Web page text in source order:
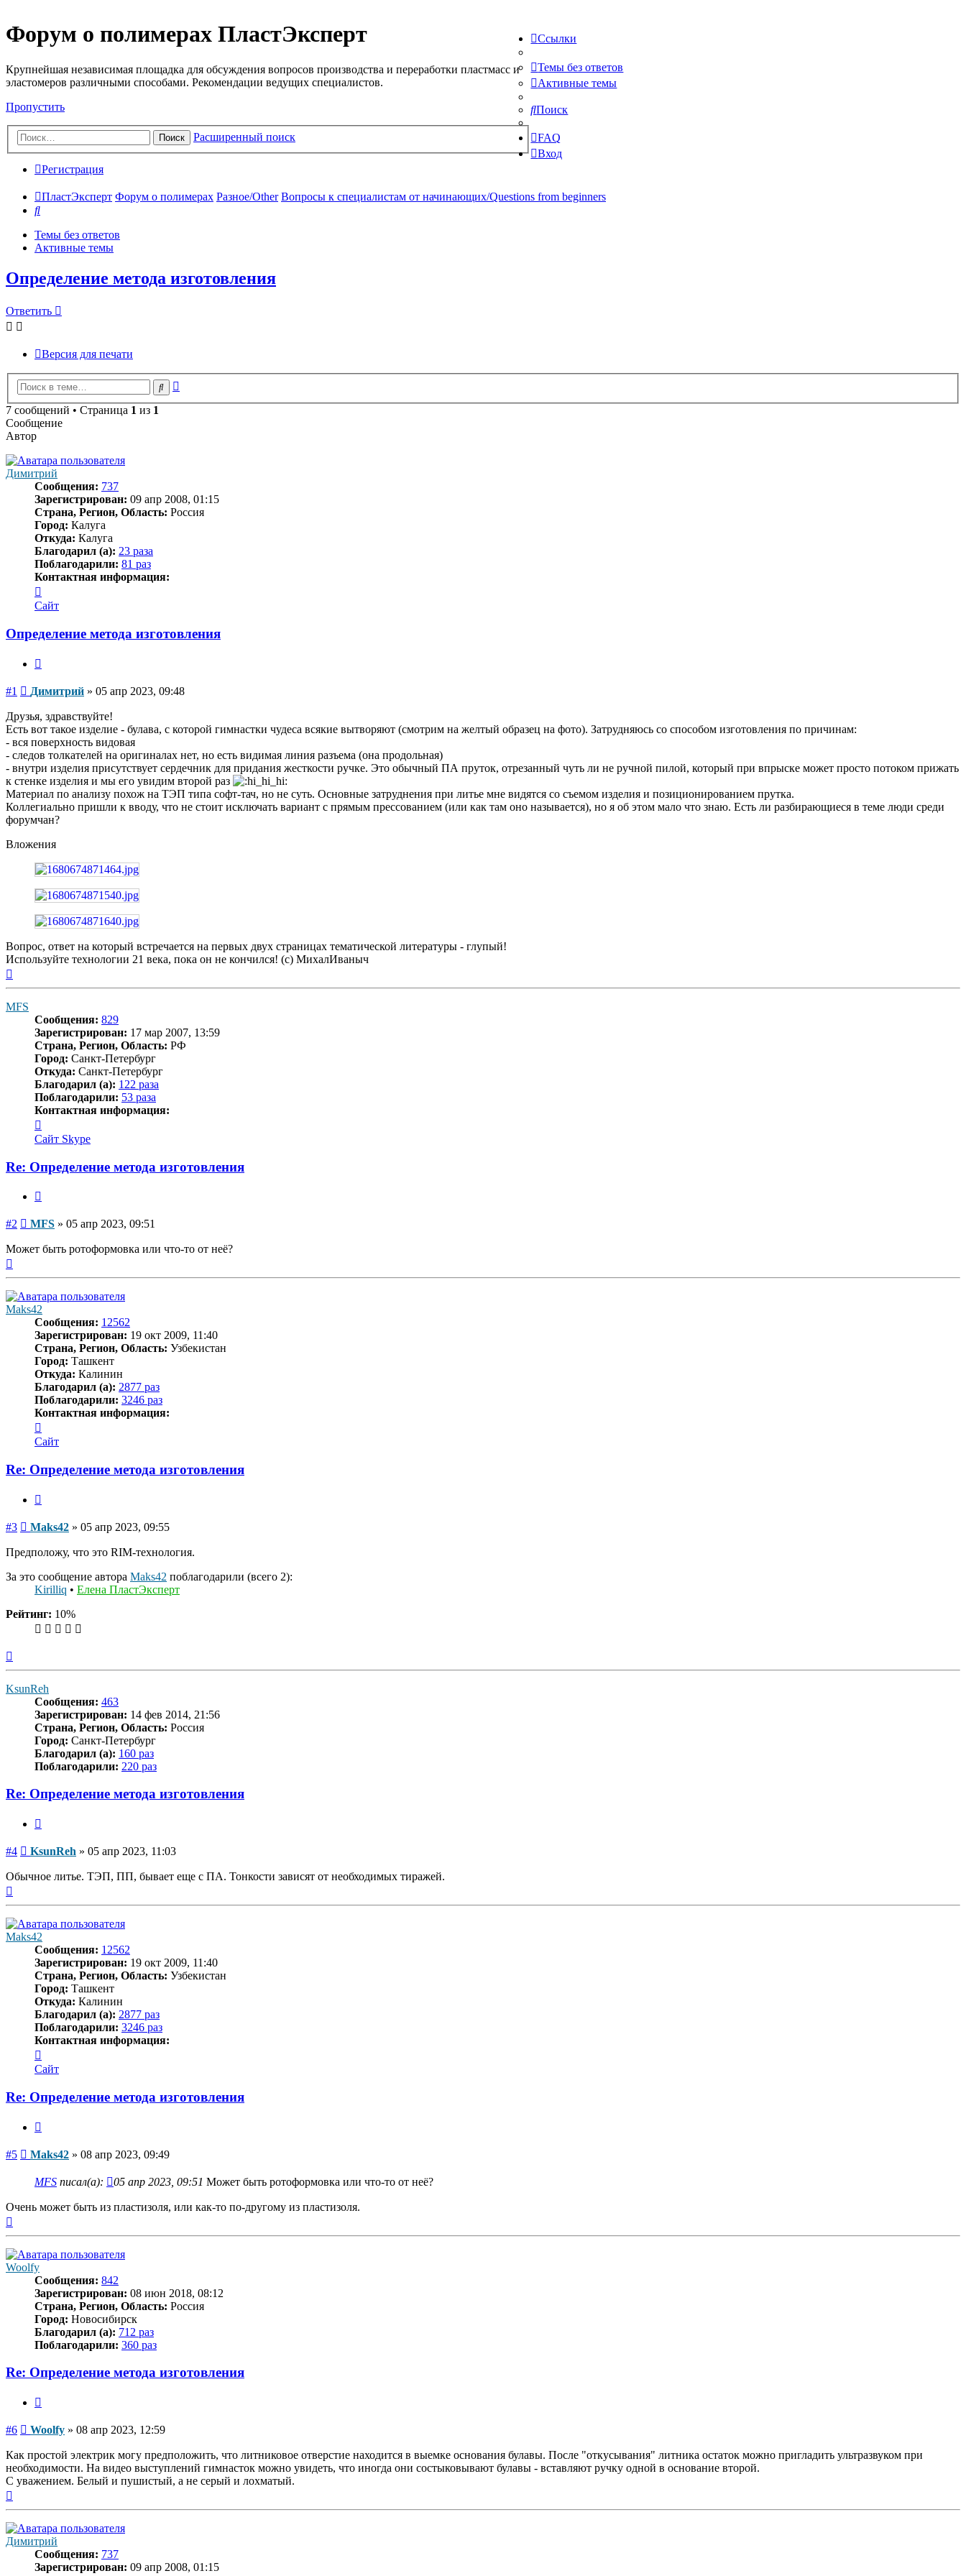
Форум о полимерах ПластЭксперт
Крупнейшая независимая площадка для обсуждения вопросов производства и переработки пластмасс и
эластомеров различными способами. Рекомендации ведущих специалистов.
Пропустить
Поиск Расширенный поиск
Ссылки
Темы без ответов
Активные темы
Поиск
FAQ
Вход
Регистрация
ПластЭксперт Форум о полимерах Разное/Other Вопросы к специалистам от начинающих/Questions from beginners
Поиск
Темы без ответов
Активные темы
Определение метода изготовления
Ответить
Версия для печати
Поиск
7 сообщений • Страница 1 из 1
Сообщение
Автор
Димитрий
Сообщения: 737
Зарегистрирован: 09 апр 2008, 01:15
Страна, Регион, Область: Россия
Город: Калуга
Откуда: Калуга
Благодарил (а): 23 раза
Поблагодарили: 81 раз
Контактная информация:
информация
пользователя
Сайт
Определение метода изготовления
#1 Сообщение
Димитрий » 05 апр 2023, 09:48
Друзья, здравствуйте!
Есть вот такое изделие - булава, с которой гимнастки чудеса всякие вытворяют (смотрим на желтый образец на фото). Затрудняюсь со способом изготовления по причинам:
- вся поверхность видовая
- следов толкателей на оригиналах нет, но есть видимая линия разъема (она продольная)
- внутри изделия присутствует сердечник для придания жесткости ручке. Это обычный ПА пруток, отрезанный чуть ли не ручной пилой, который при впрыске может просто потоком прижать
к стенке изделия и мы его увидим второй раз
Материал по анализу похож на ТЭП типа софт-тач, но не суть. Основные затруднения при литье мне видятся со съемом изделия и позиционированием прутка.
Коллегиально пришли к вводу, что не стоит исключать вариант с прямым прессованием (или как там оно называется), но я об этом мало что знаю. Есть ли разбирающиеся в теме люди среди
форумчан?
Вложения
Вопрос, ответ на который встречается на первых двух страницах тематической литературы - глупый!
Используйте технологии 21 века, пока он не кончился! (с) МихалИваныч
MFS
Сообщения: 829
Зарегистрирован: 17 мар 2007, 13:59
Страна, Регион, Область: РФ
Город: Санкт-Петербург
Откуда: Санкт-Петербург
Благодарил (а): 122 раза
Поблагодарили: 53 раза
Контактная информация:
информация
пользователя
Сайт Skype
Re: Определение метода изготовления
#2 Сообщение
MFS » 05 апр 2023, 09:51
Может быть ротоформовка или что-то от неё?
Maks42
Сообщения: 12562
Зарегистрирован: 19 окт 2009, 11:40
Страна, Регион, Область: Узбекистан
Город: Ташкент
Откуда: Калинин
Благодарил (а): 2877 раз
Поблагодарили: 3246 раз
Контактная информация:
информация
пользователя
Сайт
Re: Определение метода изготовления
#3 Сообщение
Maks42 » 05 апр 2023, 09:55
Предположу, что это RIM-технология.
За это сообщение автора Maks42 поблагодарили (всего 2):
Kirilliq • Елена ПластЭксперт
Рейтинг: 10%
KsunReh
Сообщения: 463
Зарегистрирован: 14 фев 2014, 21:56
Страна, Регион, Область: Россия
Город: Санкт-Петербург
Благодарил (а): 160 раз
Поблагодарили: 220 раз
Re: Определение метода изготовления
#4 Сообщение
KsunReh » 05 апр 2023, 11:03
Обычное литье. ТЭП, ПП, бывает еще с ПА. Тонкости зависят от необходимых тиражей.
Maks42
Сообщения: 12562
Зарегистрирован: 19 окт 2009, 11:40
Страна, Регион, Область: Узбекистан
Город: Ташкент
Откуда: Калинин
Благодарил (а): 2877 раз
Поблагодарили: 3246 раз
Контактная информация:
информация
пользователя
Сайт
Re: Определение метода изготовления
#5 Сообщение
Maks42 » 08 апр 2023, 09:49
MFS писал(а): 05 апр 2023, 09:51 Может быть ротоформовка или что-то от неё?
Очень может быть из пластизоля, или как-то по-другому из пластизоля.
Woolfy
Сообщения: 842
Зарегистрирован: 08 июн 2018, 08:12
Страна, Регион, Область: Россия
Город: Новосибирск
Благодарил (а): 712 раз
Поблагодарили: 360 раз
Re: Определение метода изготовления
#6 Сообщение
Woolfy » 08 апр 2023, 12:59
Как простой электрик могу предположить, что литниковое отверстие находится в выемке основания булавы. После "откусывания" литника остаток можно пригладить ультразвуком при
необходимости. На видео выступлений гимнасток можно увидеть, что иногда они состыковывают булавы - вставляют ручку одной в основание второй.
С уважением. Белый и пушистый, а не серый и лохматый.
Димитрий
Сообщения: 737
Зарегистрирован: 09 апр 2008, 01:15